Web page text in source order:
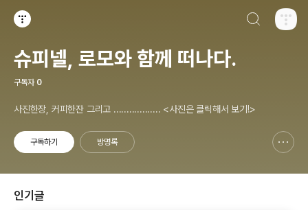
슈피넬, 로모와 함께 떠나다.
구독자 0
사진한장, 커피한잔 그리고 .................. <사진은 클릭해서 보기!>
구독하기 방명록
인기글